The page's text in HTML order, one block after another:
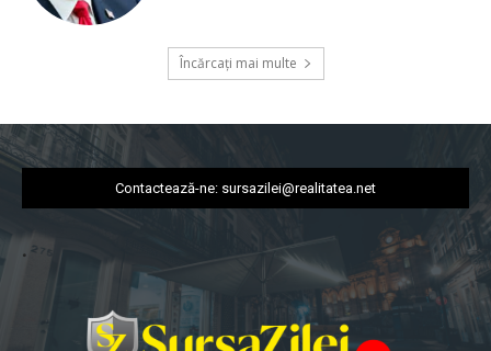
Încărcați mai multe
Contactează-ne: sursazilei@realitatea.net
.